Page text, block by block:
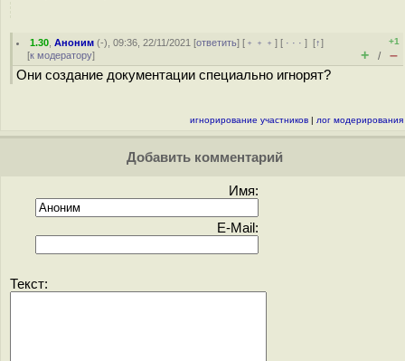
1.30 ,Аноним (-), 09:36, 22/11/2021 [ответить] [ ﹢﹢﹢] [ · · ·][↑]
[к модератору]
+1
+ / –
Они создание документации специально игнорят?
игнорирование участников | лог модерирования
Добавить комментарий
Имя:
E-Mail:
Текст: